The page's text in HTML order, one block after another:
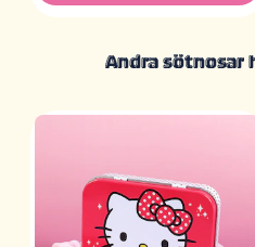
Andra sötnosar